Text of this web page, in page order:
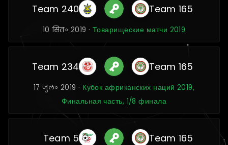
Team 240 Team 165
10 सित॰ 2019 · Товарищеские матчи 2019
Team 234 Team 165
17 जुल॰ 2019 · Кубок африканских наций 2019,
Финальная часть, 1/8 финала
Team 5 Team 165